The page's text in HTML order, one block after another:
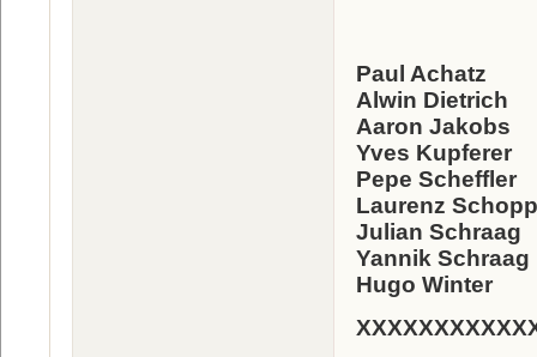
Paul Achatz
Alwin Dietrich
Aaron Jakobs
Yves Kupferer
Pepe Scheffler
Laurenz
Julian Schraag
Yannik Schraag
Hugo Winter